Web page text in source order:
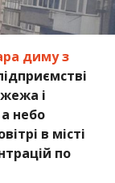
диму з
і
небо
в місті
по